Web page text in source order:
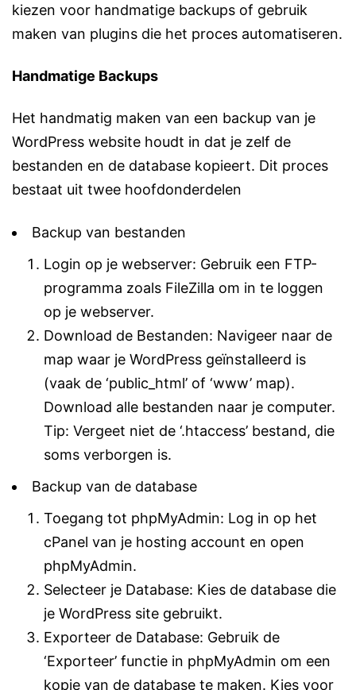
kiezen voor handmatige backups of gebruik
maken van plugins die het proces automatiseren.
Handmatige Backups
Het handmatig maken van een backup van je
WordPress website houdt in dat je zelf de
bestanden en de database kopieert. Dit proces
bestaat uit twee hoofdonderdelen
Backup van bestanden
Login op je webserver: Gebruik een FTP-
programma zoals FileZilla om in te loggen
op je webserver.
Download de Bestanden: Navigeer naar de
map waar je WordPress geïnstalleerd is
(vaak de ‘public_html’ of ‘www’ map).
Download alle bestanden naar je computer.
Tip: Vergeet niet de ‘.htaccess’ bestand, die
soms verborgen is.
Backup van de database
Toegang tot phpMyAdmin: Log in op het
cPanel van je hosting account en open
phpMyAdmin.
Selecteer je Database: Kies de database die
je WordPress site gebruikt.
Exporteer de Database: Gebruik de
‘Exporteer’ functie in phpMyAdmin om een
kopie van de database te maken. Kies voor